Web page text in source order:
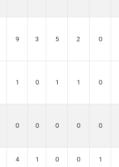
9 3 5 2 0
1 0 1 1 0
0 0 0 0 0
4 1 0 0 1